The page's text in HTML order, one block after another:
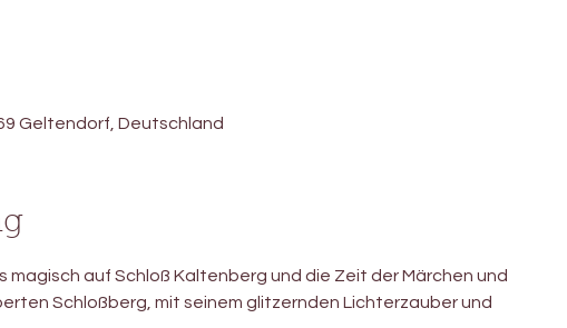
Geltendorf, Deutschland
magisch auf Schloß Kaltenberg und die Zeit der Märchen und
Schloßberg, mit seinem glitzernden Lichterzauber und